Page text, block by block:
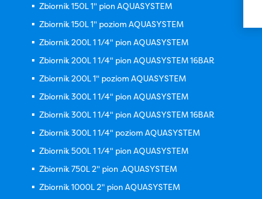
Zbiornik 150L 1" pion AQUASYSTEM
Zbiornik 150L 1" poziom AQUASYSTEM
Zbiornik 200L 1 1/4" pion AQUASYSTEM
Zbiornik 200L 1 1/4" pion AQUASYSTEM 16BAR
Zbiornik 200L 1" poziom AQUASYSTEM
Zbiornik 300L 1 1/4" pion AQUASYSTEM
Zbiornik 300L 1 1/4" pion AQUASYSTEM 16BAR
Zbiornik 300L 1 1/4" poziom AQUASYSTEM
Zbiornik 500L 1 1/4" pion AQUASYSTEM
Zbiornik 750L 2" pion .AQUASYSTEM
Zbiornik 1000L 2" pion AQUASYSTEM